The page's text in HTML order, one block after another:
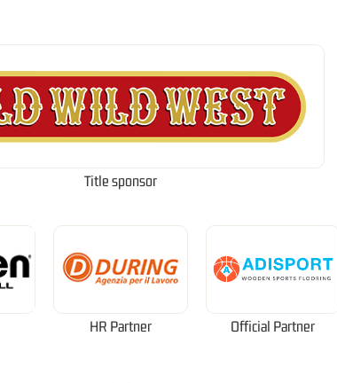
Title sponsor
HR Partner Official Partner